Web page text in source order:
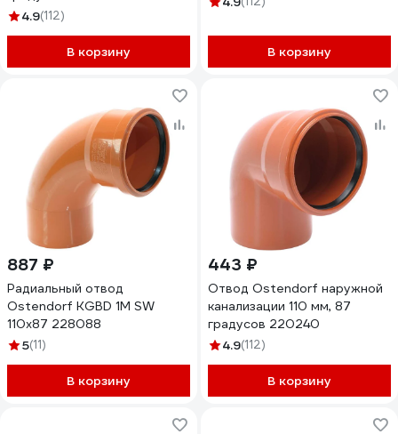
4.9(112)
В корзину В корзину
887 ₽
Радиальный отвод
Ostendorf KGBD 1М SW
110x87 228088
5(11)
В корзину
443 ₽
Отвод Ostendorf наружной
канализации 110 мм, 87
градусов 220240
4.9(112)
В корзину